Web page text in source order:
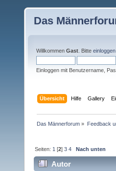
Das
Willkommen Gast . Bitte einloggen
Einloggen mit Benutzername,
Übersicht Hilfe Gallery
Das Männerforum » Feedback
Seiten: 1 [2]3 4 Nach unten
Autor